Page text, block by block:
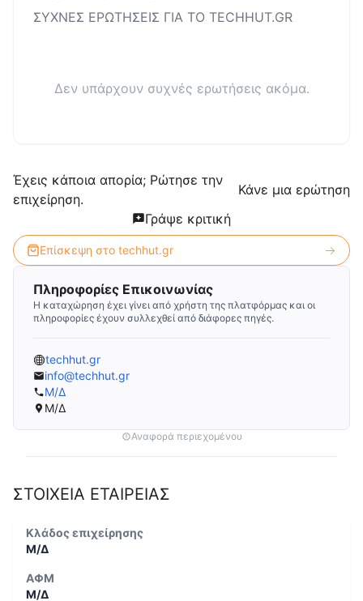
ΣΥΧΝΕΣ ΕΡΩΤΗΣΕΙΣ ΓΙΑ ΤΟ TECHHUT.GR
Δεν υπάρχουν συχνές ερωτήσεις ακόμα.
Έχεις κάποια απορία; Ρώτησε την
επιχείρηση.
Κάνε μια ερώτηση
Γράψε κριτική
Επίσκεψη στο techhut.gr
Πληροφορίες Επικοινωνίας
Η καταχώρηση έχει γίνει από χρήστη της πλατφόρμας και οι
πληροφορίες έχουν συλλεχθεί από διάφορες πηγές.
techhut.gr
info@techhut.gr
Μ/Δ
Μ/Δ
Αναφορά περιεχομένου
ΣΤΟΙΧΕΙΑ ΕΤΑΙΡΕΙΑΣ
Κλάδος επιχείρησης
Μ/Δ
ΑΦΜ
Μ/Δ